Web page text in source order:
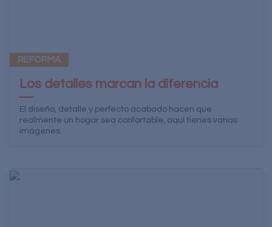
REFORMA
Los detalles marcan la diferencia
El diseño, detalle y perfecto acabado hacen que
realmente un hogar sea confortable, aquí tienes varias
imágenes.